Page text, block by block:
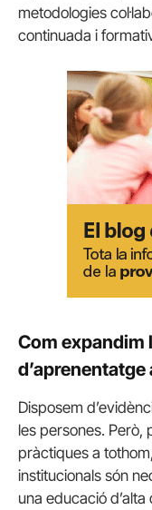
metodologies
continuada i
Com expandim
Disposem
les persones. Però,
pràctiques a
institucionals són
una educació